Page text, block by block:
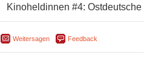
Kinoheldinnen #4:
Weitersagen Feedback